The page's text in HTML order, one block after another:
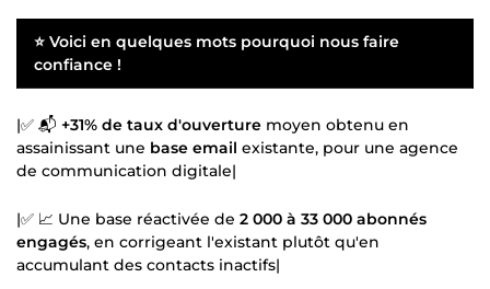
⭐ Voici en quelques mots pourquoi nous faire
confiance !
|✅ 📬 +31% de taux d'ouverture moyen obtenu en
assainissant une base email existante, pour une agence
de communication digitale|
|✅ 📈 Une base réactivée de 2 000 à 33 000 abonnés
engagés, en corrigeant l'existant plutôt qu'en
accumulant des contacts inactifs|